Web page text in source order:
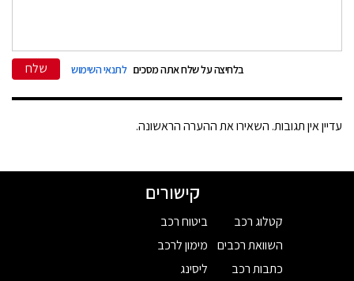
בלחיצה על שלח אתה מסכים לתנאי השימוש שלח
עדיין אין תגובות. השאירו את ההערה הראשונה.
קישורים
קטלוג רכב
השוואת רכבים
כתבות רכב
ביטוח רכב
מימון לרכב
ליסינג